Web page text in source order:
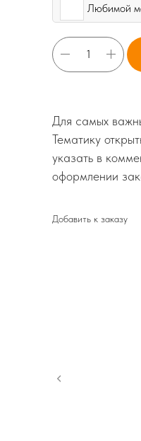
Любимой
Для самых
Тематику
указать в
оформлении
Добавить к заказу